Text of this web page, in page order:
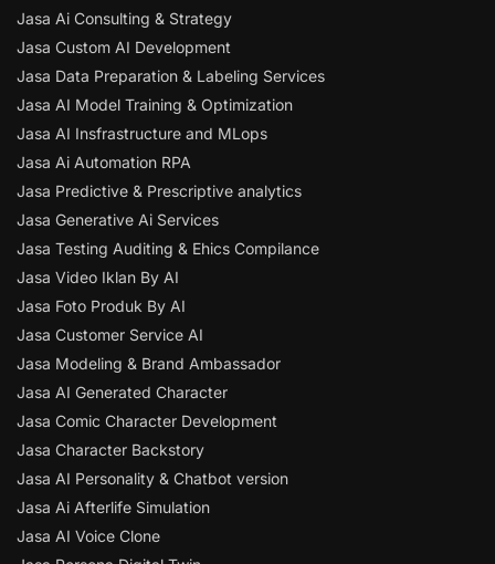
Jasa Ai Consulting & Strategy
Jasa Custom AI Development
Jasa Data Preparation & Labeling Services
Jasa AI Model Training & Optimization
Jasa AI Insfrastructure and MLops
Jasa Ai Automation RPA
Jasa Predictive & Prescriptive analytics
Jasa Generative Ai Services
Jasa Testing Auditing & Ehics Compilance
Jasa Video Iklan By AI
Jasa Foto Produk By AI
Jasa Customer Service AI
Jasa Modeling & Brand Ambassador
Jasa AI Generated Character
Jasa Comic Character Development
Jasa Character Backstory
Jasa AI Personality & Chatbot version
Jasa Ai Afterlife Simulation
Jasa AI Voice Clone